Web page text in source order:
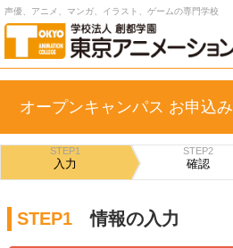
声優、アニメ、マンガ、イラスト、ゲームの専門学校
オープンキャンパス お申込み
STEP1
入力
STEP2
確認
STEP1 情報の入力